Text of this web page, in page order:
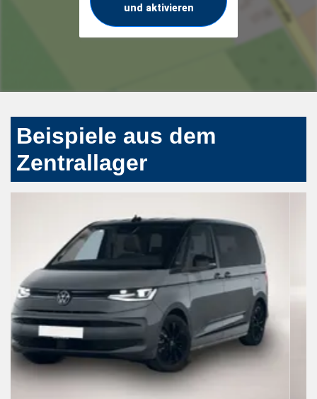
und aktivieren
Beispiele aus dem
Zentrallager